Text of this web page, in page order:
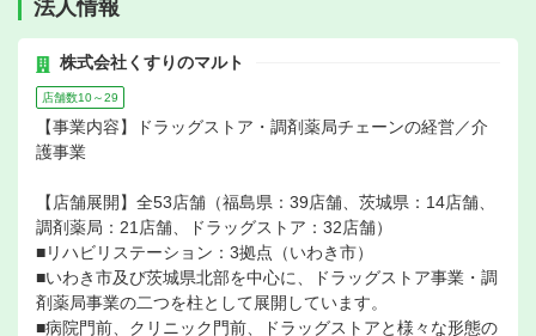
法人情報
株式会社くすりのマルト
店舗数10～29
【事業内容】ドラッグストア・調剤薬局チェーンの経営／介
護事業
【店舗展開】全53店舗（福島県：39店舗、茨城県：14店舗、
調剤薬局：21店舗、ドラッグストア：32店舗）
■リハビリステーション：3拠点（いわき市）
■いわき市及び茨城県北部を中心に、ドラッグストア事業・調
剤薬局事業の二つを柱として展開しています。
■病院門前、クリニック門前、ドラッグストアと様々な形態の